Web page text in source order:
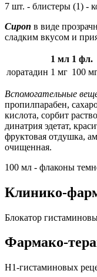
7 шт. - блистеры (1) -
Сироп в виде
сладким вкусом и
1 мл 1 фл.
лоратадин 1 мг 100
Вспомогательные
пропилпарабен,
кислота, сорбит
динатрия эдетат,
фруктовая отдушка,
очищенная.
100 мл - флаконы
Клинико-
Блокатор
Фармако-
H1-гистаминовых